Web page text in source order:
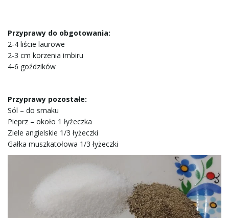
w
i
Przyprawy do obgotowania:
2-4 liście laurowe
2-3 cm korzenia imbiru
4-6 goździków
Przyprawy pozostałe:
Sól – do smaku
Pieprz – około 1 łyżeczka
Ziele angielskie 1/3 łyżeczki
Gałka muszkatołowa 1/3 łyżeczki